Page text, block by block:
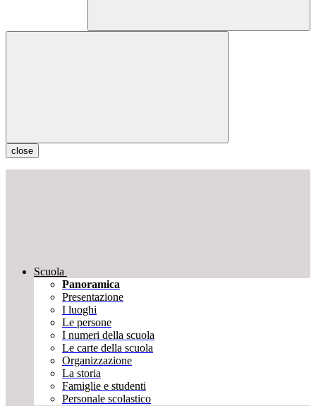
close
Scuola
Panoramica
Presentazione
I luoghi
Le persone
I numeri della scuola
Le carte della scuola
Organizzazione
La storia
Famiglie e studenti
Personale scolastico